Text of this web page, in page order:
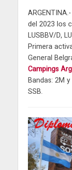
del 2023 los
LUSBBV/D,
Primera
General
Campings
Bandas: 2M
SSB.